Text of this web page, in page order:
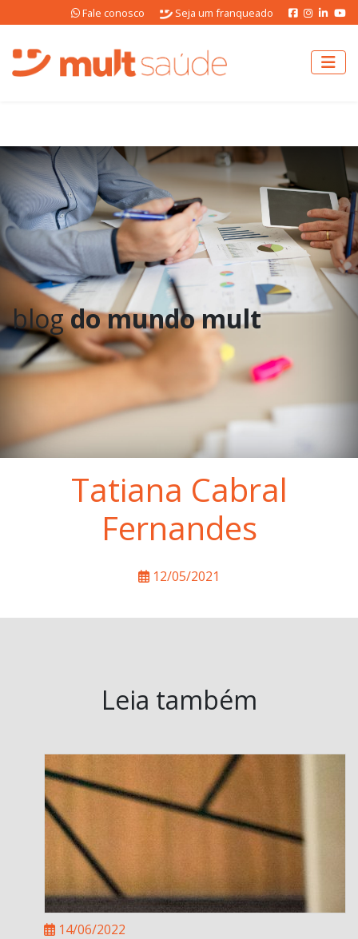
Fale conosco Seja um franqueado
blogdo mundo mult
Tatiana Cabral
Fernandes
12/05/2021
Leia também
14/06/2022